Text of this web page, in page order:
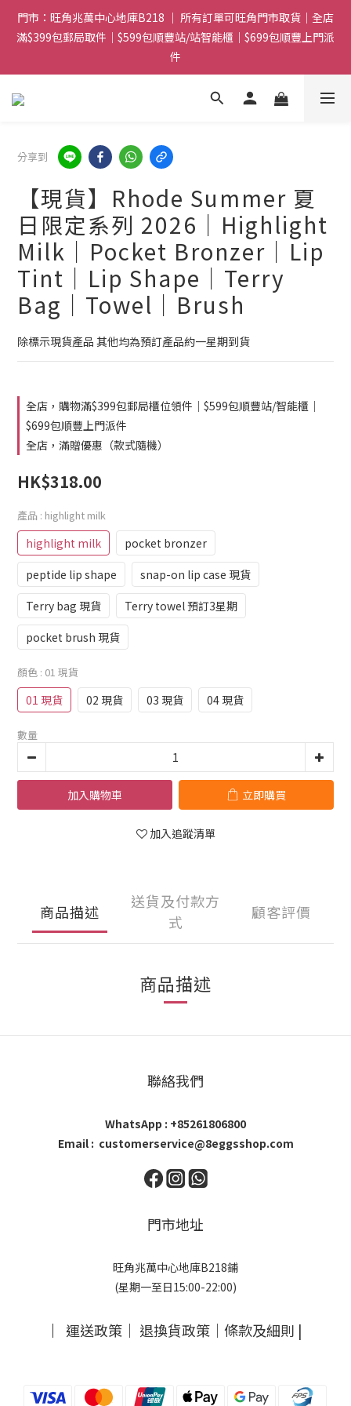
門市：旺角兆萬中心地庫B218 ｜ 所有訂單可旺角門市取貨｜全店
滿$399包郵局取件｜$599包順豐站/站智能櫃｜$699包順豐上門派
件
門市：旺角兆萬中心地庫B218 ｜ 所有訂單可旺角門市取貨｜全店
滿$399包郵局取件｜$599包順豐站/站智能櫃｜$699包順豐上門派
件
滿贈優惠🎁 滿$788送Gucci香水Sample｜ 滿$1088送Clarins 煥
門市：旺角兆萬中心地庫B218 ｜ 所有訂單可旺角門市取貨｜全店
滿$399包郵局取件｜$599包順豐站/站智能櫃｜$699包順豐上門派
件
分享到
【現貨】Rhode Summer 夏
日限定系列 2026｜Highlight
Milk｜Pocket Bronzer｜Lip
Tint｜Lip Shape｜Terry
Bag｜Towel｜Brush
除標示現貨產品 其他均為預訂產品約一星期到貨
全店，購物滿$399包郵局櫃位領件｜$599包順豐站/智能櫃｜
$699包順豐上門派件
全店，滿贈優惠（款式隨機）
HK$318.00
產品 : highlight milk
highlight milk
pocket bronzer
peptide lip shape
snap-on lip case 現貨
Terry bag 現貨
Terry towel 預訂3星期
pocket brush 現貨
顏色 : 01 現貨
01 現貨 02 現貨 03 現貨 04 現貨
數量
加入購物車 立即購買
加入追蹤清單
商品描述
送貨及付款方
式
顧客評價
商品描述
聯絡我們
WhatsApp : +85261806800
Email : customerservice@8eggsshop.com
門市地址
旺角兆萬中心地庫B218鋪
(星期一至日15:00-22:00)
｜ 運送政策 ｜ 退換貨政策 ｜ 條款及細則 |